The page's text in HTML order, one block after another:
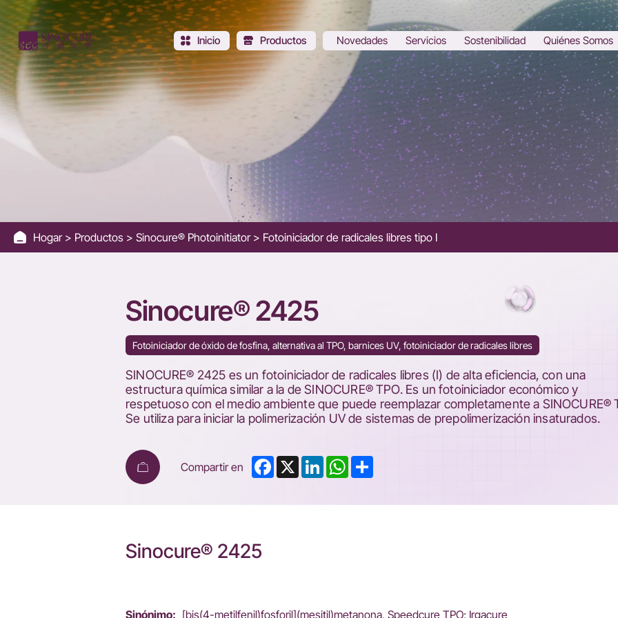
Sinocure®
2425
Inicio Productos Novedades Servicios Sostenibilidad Quiénes Somos
Hogar Productos Sinocure® Photoinitiator Fotoiniciador de radicales libres tipo I
Sinocure® 2425
Fotoiniciador de óxido de fosfina, alternativa al TPO, barnices UV, fotoiniciador de radicales libres
SINOCURE® 2425 es un fotoiniciador de radicales libres (I) de alta eficiencia, con una
estructura química similar a la de SINOCURE® TPO. Es un fotoiniciador económico y
respetuoso con el medio ambiente que puede reemplazar completamente a SINOCURE®
Se utiliza para iniciar la polimerización UV de sistemas de prepolimerización insaturados.
Compartir en Facebook
X LinkedInWhatsApp
Sinocure® 2425
Sinónimo: [bis(4-metilfenil)fosforil](mesitil)metanona, Speedcure TPO; Irgacure